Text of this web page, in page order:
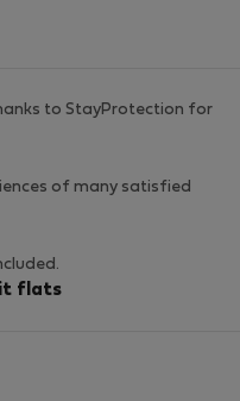
to StayProtection for
of many satisfied
flats